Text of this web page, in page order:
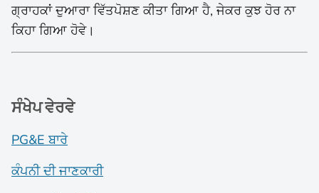
ਗ੍ਰਾਹਕਾਂ ਦੁਆਰਾ ਵਿੱਤਪੋਸ਼ਣ ਕੀਤਾ ਗਿਆ ਹੈ, ਜੇਕਰ ਕੁਝ ਹੋਰ ਨਾ
ਕਿਹਾ ਗਿਆ ਹੋਵੇ।
ਸੰਖੇਪ ਵੇਰਵੇ
PG&E ਬਾਰੇ
ਕੰਪਨੀ ਦੀ ਜਾਣਕਾਰੀ